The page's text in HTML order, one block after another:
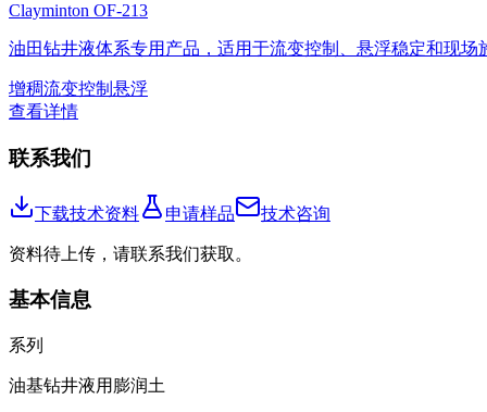
Clayminton OF-213
油田钻井液体系专用产品，适用于流变控制、悬浮稳定和现场
增稠流变控制 悬浮
查看详情
联系我们
下载技术资料 申请样品 技术咨询
资料待上传，请联系我们获取。
基本信息
系列
油基钻井液用膨润土